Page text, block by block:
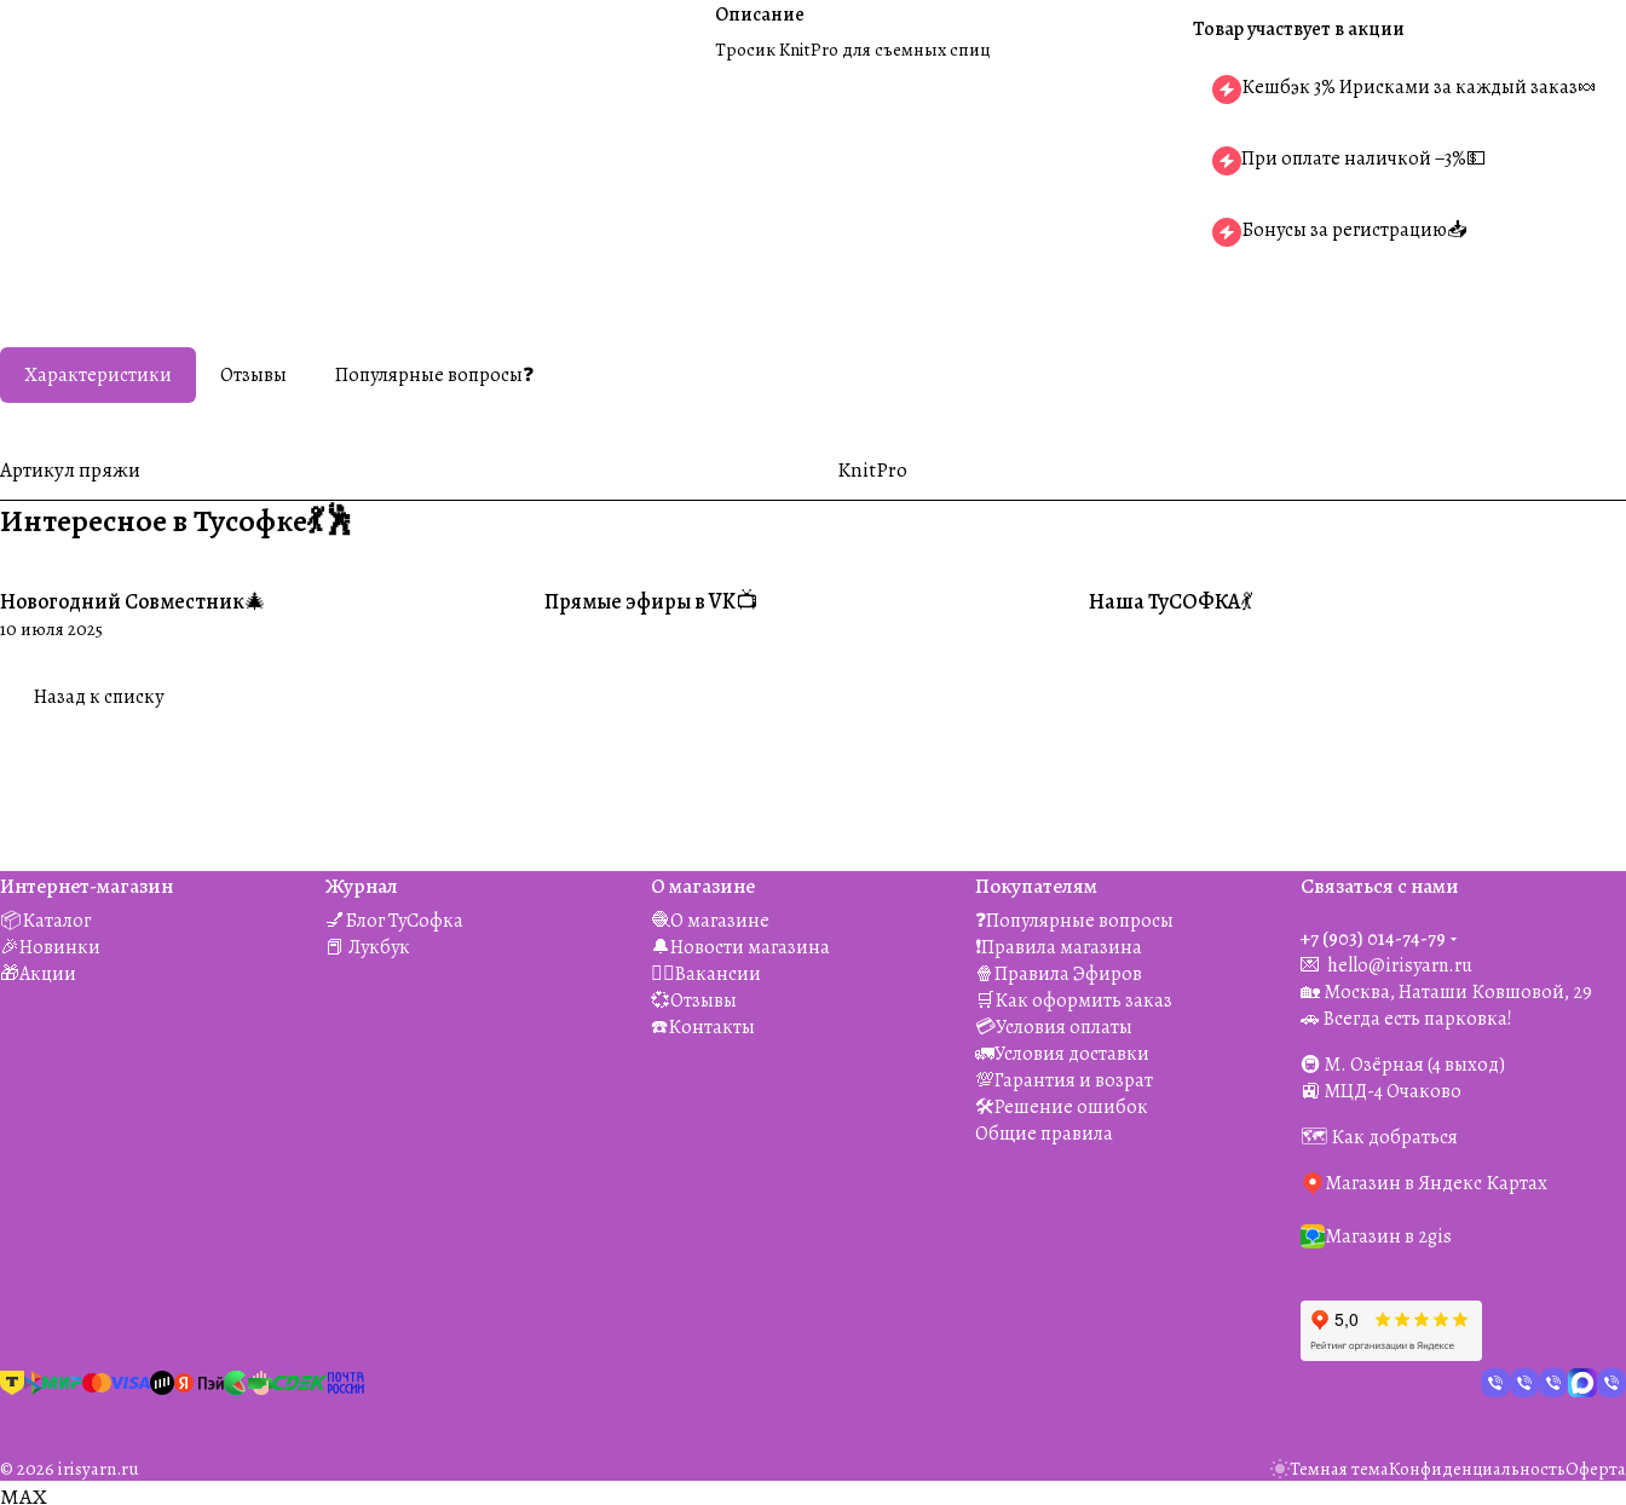
Описание
Тросик KnitPro для съемных спиц
Товар участвует в акции
Кешбэк 3% Ирисками за каждый заказ🍬
При оплате наличкой −3%💵
Бонусы за регистрацию📥
Характеристики Отзывы Популярные вопросы❓
Артикул пряжи KnitPro
Интересное в Тусофке💃🕺
#Совместники
Новогодний Совместник🎄
10 июля 2025
#Житуха
Прямые эфиры в VK📺 #Совместники
Наша ТуСОФКА💃
Назад к списку
Интернет-магазин
📦Каталог
🎉Новинки
🎁Акции
Журнал
💅Блог ТуСофка
📕 Лукбук
О магазине
🧶О магазине
🔔Новости магазина
👯‍♀️Вакансии
💞Отзывы
☎️Контакты
Покупателям
❓Популярные вопросы
❗️Правила магазина
🍿Правила Эфиров
🛒Как оформить заказ
💳Условия оплаты
🚛Условия доставки
💯Гарантия и возрат
🛠️Решение ошибок
Общие правила
Связаться с нами
+7 (903) 014-74-79‬
💌 hello@irisyarn.ru
🏡 Москва, Наташи Ковшовой, 29
🚗 Всегда есть парковка!
🚇 М. Озёрная (4 выход)
🚉 МЦД-4 Очаково
🗺️ Как добраться
Магазин в Яндекс Картах
Магазин в 2gis
© 2026 irisyarn.ru Темная темаКонфиденциальностьОферта
MAX